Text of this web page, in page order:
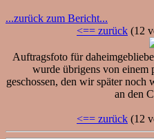
...zurück zum Bericht...
<== zurück (12
Auftragsfoto für
wurde übrigens von einem
geschossen, den wir später noch
an den
<== zurück (12